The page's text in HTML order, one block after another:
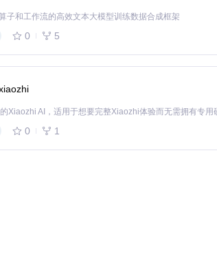
新的系统需求。
队提供了便捷的测试环境准备工具，大幅提升了
子和工作流的高效文本大模型训练数据合成框架
0 5
0 1